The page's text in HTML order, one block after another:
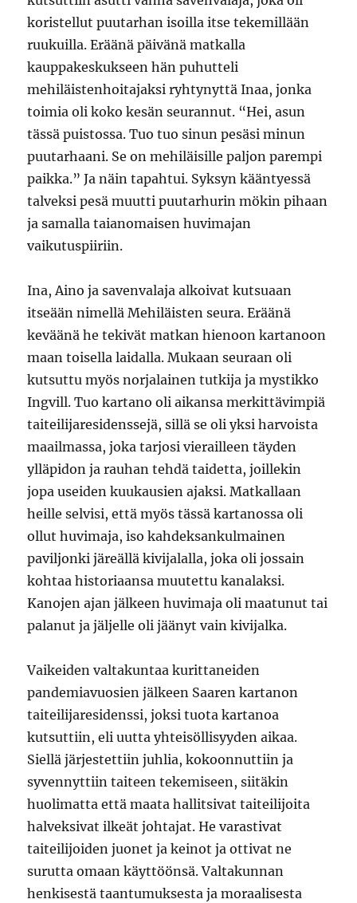
koristellut puutarhan isoilla itse tekemillään
ruukuilla. Eräänä päivänä matkalla
kauppakeskukseen hän puhutteli
mehiläistenhoitajaksi ryhtynyttä Inaa, jonka
toimia oli koko kesän seurannut. “Hei, asun
tässä puistossa. Tuo tuo sinun pesäsi minun
puutarhaani. Se on mehiläisille paljon parempi
paikka.” Ja näin tapahtui. Syksyn kääntyessä
talveksi pesä muutti puutarhurin mökin pihaan
ja samalla taianomaisen huvimajan
vaikutuspiiriin.
Ina, Aino ja savenvalaja alkoivat kutsuaan
itseään nimellä Mehiläisten seura. Eräänä
keväänä he tekivät matkan hienoon kartanoon
maan toisella laidalla. Mukaan seuraan oli
kutsuttu myös norjalainen tutkija ja mystikko
Ingvill. Tuo kartano oli aikansa merkittävimpiä
taiteilijaresidenssejä, sillä se oli yksi harvoista
maailmassa, joka tarjosi vierailleen täyden
ylläpidon ja rauhan tehdä taidetta, joillekin
jopa useiden kuukausien ajaksi. Matkallaan
heille selvisi, että myös tässä kartanossa oli
ollut huvimaja, iso kahdeksankulmainen
paviljonki järeällä kivijalalla, joka oli jossain
kohtaa historiaansa muutettu kanalaksi.
Kanojen ajan jälkeen huvimaja oli maatunut tai
palanut ja jäljelle oli jäänyt vain kivijalka.
Vaikeiden valtakuntaa kurittaneiden
pandemiavuosien jälkeen Saaren kartanon
taiteilijaresidenssi, joksi tuota kartanoa
kutsuttiin, eli uutta yhteisöllisyyden aikaa.
Siellä järjestettiin juhlia, kokoonnuttiin ja
syvennyttiin taiteen tekemiseen, siitäkin
huolimatta että maata hallitsivat taiteilijoita
halveksivat ilkeät johtajat. He varastivat
taiteilijoiden juonet ja keinot ja ottivat ne
surutta omaan käyttöönsä. Valtakunnan
henkisestä taantumuksesta ja moraalisesta